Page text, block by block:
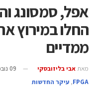
אפל, סמסונג
החלו במירוץ
ממדיים
מאת אבי בליזובסקי
09 נובמבר 2013
‫‪FPGA‬‬
, עיקר החדשות